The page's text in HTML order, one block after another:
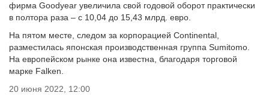
фирма Goodyear увеличила свой годовой оборот практически
в полтора раза – с 10,04 до 15,43 млрд. евро.
На пятом месте, следом за корпорацией Continental,
разместилась японская производственная группа Sumitomo.
На европейском рынке она известна, благодаря торговой
марке Falken.
20 июня 2022, 12:00